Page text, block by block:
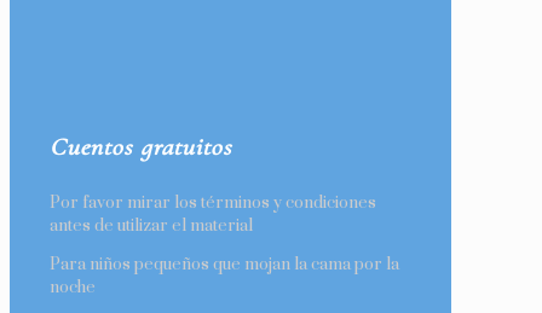
Cuentos gratuitos
Por favor mirar los términos y condiciones
antes de utilizar el material
Para niños pequeños que mojan la cama por la
noche